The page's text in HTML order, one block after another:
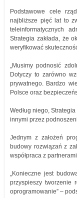
Podstawowe cele
najbliższe pięć lat to
teleinformatycznych
Strategia zakłada, że
weryfikować
„Musimy podnosić
Dotyczy to zarówno
prywatnego. Bardzo
Polsce oraz
Według niego,
innymi przez
Jednym z założeń
budowy rozwiązań z
współpraca z
„Konieczne jest
przyspieszy tworzenie
oprogramowanie” –